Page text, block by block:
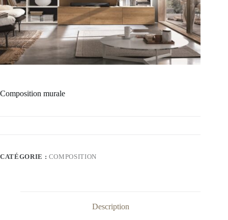
Composition murale
CATÉGORIE : COMPOSITION
Description